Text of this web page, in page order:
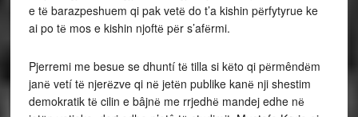
e tё barazpeshuem qi pak vetё do t’a kishin pёrfytyrue ke
ai po tё mos e kishin njoftё pёr s’afёrmi.
Pjerremi me besue se dhuntí tё tilla si kёto qi pёrmêndёm
janё vetí tё njerёzve qi nё jetёn publike kanё nji shestim
demokratik tё cilin e bâjnё me rrjedhё mandej edhe nё